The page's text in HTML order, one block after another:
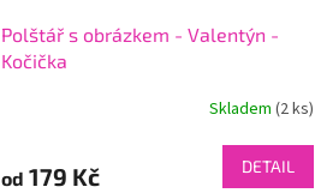
Polštář s obrázkem - Valentýn -
Kočička
Skladem (2 ks)
od 179 Kč DETAIL